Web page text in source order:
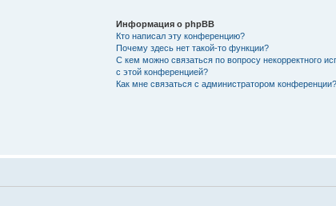
Информация о phpBB
Кто написал эту конференцию?
Почему здесь нет такой-то функции?
С кем можно связаться по вопросу некорректного
с этой конференцией?
Как мне связаться с администратором конференции?